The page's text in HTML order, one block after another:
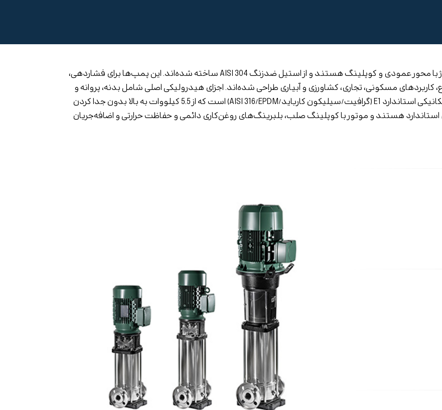
لکتروپمپ‌های NKV از نوع چندمرحله‌ای سانتریفیوژ با محور عمودی و کوپلینگ هستند و از استیل ضدزنگ AISI 304 ساخته شده‌اند. این پمپ‌ها برای فشاردهی،
مسکونی، تجاری، کشاورزی و آبیاری طراحی شده‌اند. اجزای هیدرولیکی اصلی شامل بدنه، پروانه و
دیفیوزر از استیل ضدزنگ یا تکنوپلیمر و آب‌بندی مکانیکی استاندارد E1 (گرافیت/سیلیکون کارباید/AISI 316/EPDM) است که از 5.5 کیلووات به بالا بدون جدا کردن
هستند و موتور با کوپلینگ صلب، بلبرینگ‌های روغن‌کاری دائمی و حفاظت حرارتی و اضافه‌جریان